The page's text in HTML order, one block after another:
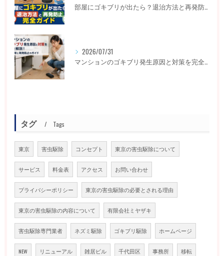
部屋にゴキブリが出たら？退治方法と再発防止完全ガイド
2026/07/31
マンションのゴキブリ発生原因と対策を完全解説！即駆除と再発防止のガイド
タグ Tags
東京 害虫駆除 コンセプト 東京の害虫駆除について
サービス 料金表 アクセス お問い合わせ
プライバシーポリシー 東京の害虫駆除の必要とされる理由
東京の害虫駆除の内容について 有限会社ミヤザキ
害虫駆除専門業者 ネズミ駆除 ゴキブリ駆除 ホームページ
NEW リニューアル 雑居ビル 千代田区 事務所 移転